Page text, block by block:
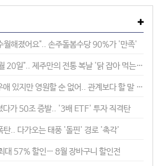
월해졌어요".. 손주돌봄수당 90%가 '만족'
∙ "초복·중복 아닌 음력 6월 20일".. 제주만의 전통 복날 '닭 잡아 먹는 날'
∙ 유시민 "李대통령과 전우애 있지만 영원할 순 없어.. 관계보다 할 말 한다"
다가 50조 증발.. '3배 ETF' 투자 직격탄
탄.. 다가오는 태풍 '돌핀' 경로 '촉각'
대 57% 할인… 8월 장바구니 할인전